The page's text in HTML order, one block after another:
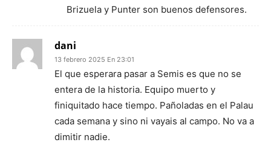
Brizuela y Punter son buenos defensores.
dani
13 febrero 2025 En 23:01
El que esperara pasar a Semis es que no se
entera de la historia. Equipo muerto y
finiquitado hace tiempo. Pañoladas en el Palau
cada semana y sino ni vayais al campo. No va a
dimitir nadie.